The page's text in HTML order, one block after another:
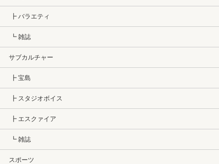
┣ バラエティ
┗ 雑誌
サブカルチャー
┣ 宝島
┣ スタジオボイス
┣ エスクァイア
┗ 雑誌
スポーツ